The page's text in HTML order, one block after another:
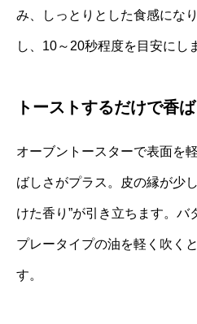
み、しっとりとした食感にな
し、10～20秒程度を目安にし
トーストするだけで香
オーブントースターで表面を
ばしさがプラス。皮の縁が少
けた香り”が引き立ちます。バ
プレータイプの油を軽く吹く
す。